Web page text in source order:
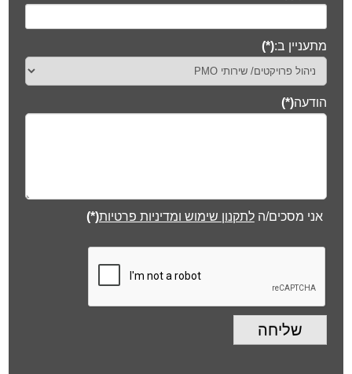
מתעניין ב:(*)
הודעה(*)
אני מסכים/הלתקנון שימוש ומדיניות פרטיות(*)
שליחה